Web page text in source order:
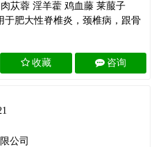
苁蓉 淫羊藿 鸡血藤 莱菔子
于肥大性脊椎炎，颈椎病，跟骨
收藏 咨询
公司